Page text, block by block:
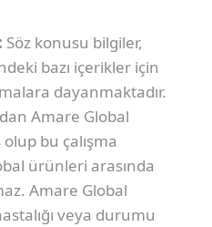
Söz konusu bilgiler,
bazı içerikler için
dayanmaktadır.
Amare Global
bu çalışma
ürünleri arasında
Amare Global
veya durumu